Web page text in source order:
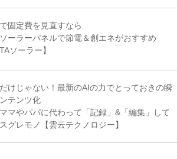
固定費を見直すなら
ーラーパネルで節電＆創エネがおすすめ
ソーラー】
けじゃない！最新のAIの力でとっておきの瞬
テンツ化
マやパパに代わって「記録」&「編集」して
グレモノ【雲云テクノロジー】